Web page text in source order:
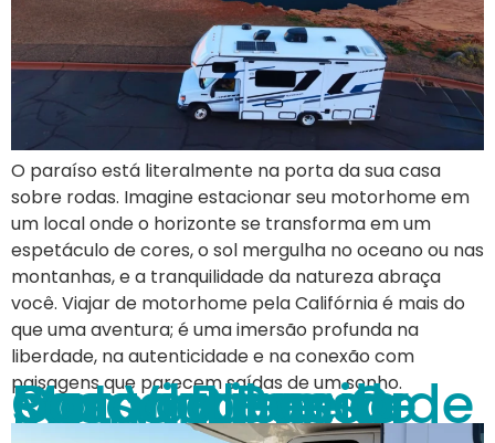
O paraíso está literalmente na porta da sua casa
sobre rodas. Imagine estacionar seu motorhome em
um local onde o horizonte se transforma em um
espetáculo de cores, o sol mergulha no oceano ou nas
montanhas, e a tranquilidade da natureza abraça
você. Viajar de motorhome pela Califórnia é mais do
que uma aventura; é uma imersão profunda na
liberdade, na autenticidade e na conexão com
paisagens que parecem saídas de um sonho.
Como Planejar sua Viagem de Motorhome: O Passo a Passo para a Liberdade